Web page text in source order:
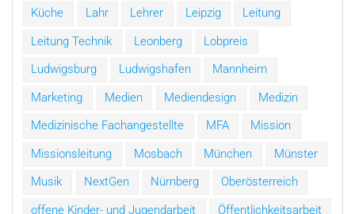
Küche
Lahr Lehrer Leipzig
Leitung
Leitung Technik
Leonberg
Lobpreis
Ludwigsburg
Ludwigshafen
Mannheim
Marketing
Medien Mediendesign
Medizin
Medizinische Fachangestellte
MFA
Mission
Missionsleitung
Mosbach München
Münster
Musik
NextGen Nürnberg
Oberösterreich
offene Kinder- und Jugendarbeit
Öffentlichkeitsarbeit